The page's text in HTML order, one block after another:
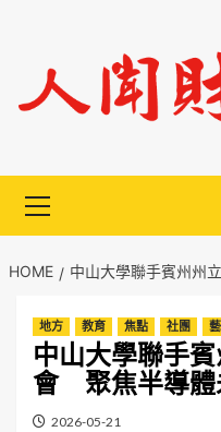
content
Menu
HOME 中山大學聯手賓州州
地方 教育 焦點 社團
中山大學聯手
會 聚焦半導體
2026-05-21